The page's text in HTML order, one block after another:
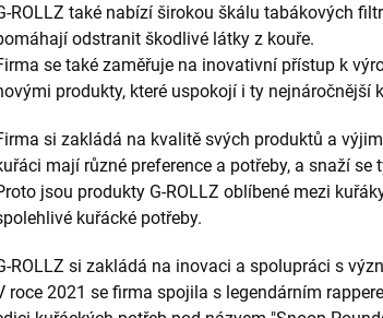
ROLLZ také nabízí širokou škálu tabákových
odstranit škodlivé látky z kouře.
se také zaměřuje na inovativní přístup k
produkty, které uspokojí i ty nejnáročnější
si zakládá na kvalitě svých produktů a
mají různé preference a potřeby, a snaží
jsou produkty G-ROLLZ oblíbené mezi
kuřácké potřeby.
ROLLZ si zakládá na inovaci a spolupráci s
roce 2021 se firma spojila s legendárním